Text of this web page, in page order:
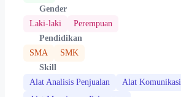
Gender
Laki-laki
Perempuan
Pendidikan
SMA
SMK
Skill
Alat Analisis Penjualan
Alat Komunikasi